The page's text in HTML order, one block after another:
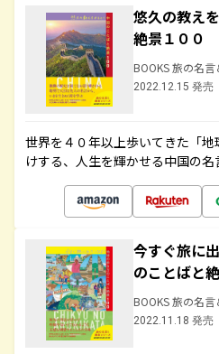
悠久の教え
絶景１００
BOOKS 旅の名言
2022.12.15 発売
世界を４０年以上歩いてきた「
けする、人生を輝かせる中国の
今すぐ旅に
のことばと
BOOKS 旅の名言
2022.11.18 発売